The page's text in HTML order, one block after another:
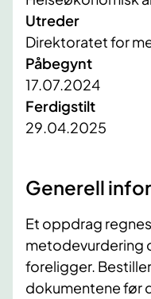
Utreder
Direktoratet for
Påbegynt
17.07.2024
Ferdigstilt
29.04.2025
Generell
Et oppdrag
metodevurdering
foreligger.
dokumentene før